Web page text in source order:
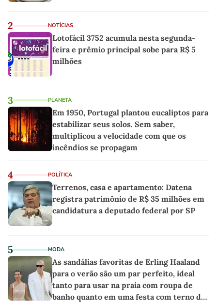
2 NOTÍCIAS
Lotofácil 3752 acumula nesta segunda-
feira e prêmio principal sobe para R$ 5
milhões
3 PLANETA
Em 1950, Portugal plantou eucaliptos para
estabilizar seus solos. Sem saber,
multiplicou a velocidade com que os
incêndios se propagam
4 POLÍTICA
Terrenos, casa e apartamento: Datena
registra patrimônio de R$ 35 milhões em
candidatura a deputado federal por SP
5 MODA
As sandálias favoritas de Erling Haaland
para o verão são um par perfeito, ideal
tanto para usar na praia com roupa de
banho quanto em uma festa com terno de